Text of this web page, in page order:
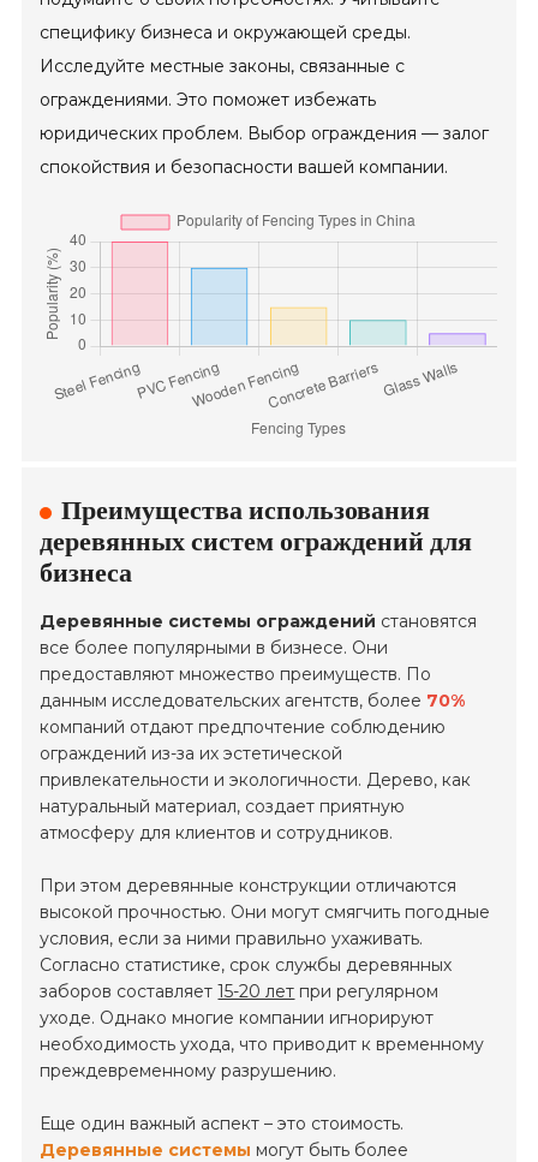
специфику бизнеса и окружающей среды.
Исследуйте местные законы, связанные с
ограждениями. Это поможет избежать
юридических проблем. Выбор ограждения — залог
спокойствия и безопасности вашей компании.
Преимущества использования
деревянных систем ограждений для
бизнеса
Деревянные системы ограждений становятся
все более популярными в бизнесе. Они
предоставляют множество преимуществ. По
данным исследовательских агентств, более 70%
компаний отдают предпочтение соблюдению
ограждений из-за их эстетической
привлекательности и экологичности. Дерево, как
натуральный материал, создает приятную
атмосферу для клиентов и сотрудников.
При этом деревянные конструкции отличаются
высокой прочностью. Они могут смягчить погодные
условия, если за ними правильно ухаживать.
Согласно статистике, срок службы деревянных
заборов составляет15-20 лет при регулярном
уходе. Однако многие компании игнорируют
необходимость ухода, что приводит к временному
преждевременному разрушению.
Еще один важный аспект – это стоимость.
Деревянные системы могут быть более